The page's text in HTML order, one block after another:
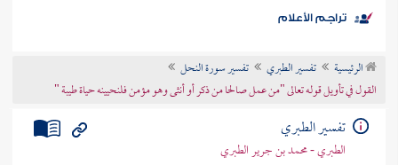
موضوعي
تراجم الأعلام
الرئيسية تفسير الطبري
تفسير سورة النحل
القول في تأويل قوله تعالى "من عمل صالحا من ذكر أو أنثى وهو مؤمن فلنحيينه حياة طيبة "
تفسير الطبري
الطبري - محمد بن جرير الطبري